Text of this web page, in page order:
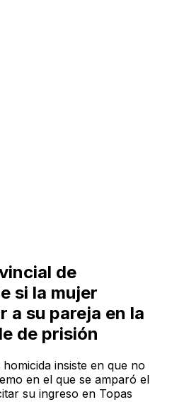
de
si la mujer
a su pareja en la
de prisión
insiste en que no
en el que se amparó el
su ingreso en Topas